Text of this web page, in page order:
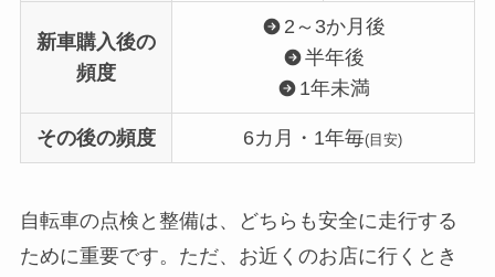
新車購入後の
頻度
2～3か月後
半年後
1年未満
その後の頻度 6カ月・1年毎(目安)
自転車の点検と整備は、どちらも安全に走行する
ために重要です。ただ、お近くのお店に行くとき